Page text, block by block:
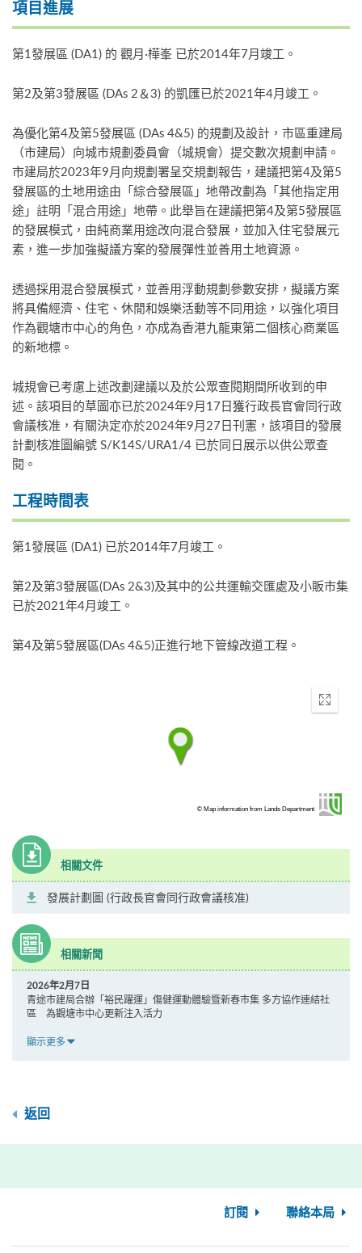
項目進展
第1發展區 (DA1) 的 觀月·樺峯 已於2014年7月竣工。
第2及第3發展區 (DAs 2＆3) 的凱匯已於2021年4月竣工。
為優化第4及第5發展區 (DAs 4&5) 的規劃及設計，市區重建局
（市建局）向城市規劃委員會（城規會）提交數次規劃申請。
市建局於2023年9月向規劃署呈交規劃報告，建議把第4及第5
發展區的土地用途由「綜合發展區」地帶改劃為「其他指定用
途」註明「混合用途」地帶。此舉旨在建議把第4及第5發展區
的發展模式，由純商業用途改向混合發展，並加入住宅發展元
素，進一步加強擬議方案的發展彈性並善用土地資源。
透過採用混合發展模式，並善用浮動規劃參數安排，擬議方案
將具備經濟、住宅、休閒和娛樂活動等不同用途，以強化項目
作為觀塘市中心的角色，亦成為香港九龍東第二個核心商業區
的新地標。
城規會已考慮上述改劃建議以及於公眾查閱期間所收到的申
述。該項目的草圖亦已於2024年9月17日獲行政長官會同行政
會議核准，有關決定亦於2024年9月27日刊憲，該項目的發展
計劃核准圖編號 S/K14S/URA1/4 已於同日展示以供公眾查
閱。
工程時間表
第1發展區 (DA1) 已於2014年7月竣工。
第2及第3發展區(DAs 2&3)及其中的公共運輸交匯處及小販市集
已於2021年4月竣工。
第4及第5發展區(DAs 4&5)正進行地下管線改道工程。
Enter
© Map information from Lands Department
相關文件
發展計劃圖 (行政長官會同行政會議核准)
相關新聞
2026年2月7日
青途市建局合辦「裕民躍運」傷健運動體驗暨新春市集 多方協作連結社
區 為觀塘市中心更新注入活力
顯示更多
返回
訂閱 聯絡本局